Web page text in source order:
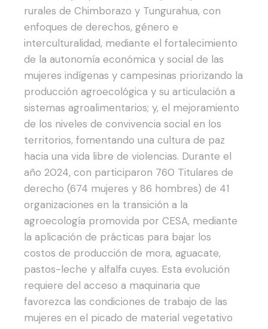
rurales de Chimborazo y Tungurahua, con
enfoques de derechos, género e
interculturalidad, mediante el fortalecimiento
de la autonomía económica y social de las
mujeres indígenas y campesinas priorizando la
producción agroecológica y su articulación a
sistemas agroalimentarios; y, el mejoramiento
de los niveles de convivencia social en los
territorios, fomentando una cultura de paz
hacia una vida libre de violencias. Durante el
año 2024, con participaron 760 Titulares de
derecho (674 mujeres y 86 hombres) de 41
organizaciones en la transición a la
agroecología promovida por CESA, mediante
la aplicación de prácticas para bajar los
costos de producción de mora, aguacate,
pastos-leche y alfalfa cuyes. Esta evolución
requiere del acceso a maquinaria que
favorezca las condiciones de trabajo de las
mujeres en el picado de material vegetativo